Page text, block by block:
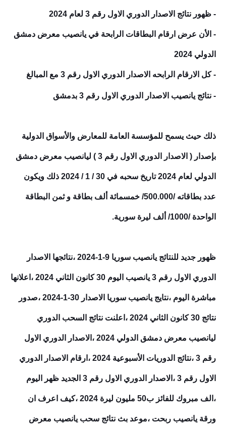
- ظهور نتائج الاصدار الدوري الاول رقم 3 لعام 2024
- الأن عرض ارقام البطاقات الرابحة في يانصيب معرض دمشق
الدولي 2024
- كل الارقام الرابحه الاصدار الدوري الاول رقم 3 مع المبالغ
- نتائج يانصيب الاصدار الدوري الاول رقم 3 بدمشق
ذلك حيث يسمح للمؤسسة العامة للمعارض والأسواق الدولية
بإصدار ( الاصدار الدوري الاول رقم 3 ) ليانصيب معرض دمشق
الدولي لعام 2024 تاريخ سحبه في 30 / 1 / 2024 ذلك ويكون
عدد بطاقاته /500.000/ خمسمائة ألف بطاقة و ثمن البطاقة
الواحدة /1000/ ألف ليرة سورية.
ظهور جديد للنتائج يانصيب سوريا 9-1-2024 ،نتائجها الاصدار
الدوري الاول رقم 3 يانصيب اليوم 30 كانون الثاني 2024 ،اعلانها
مباشرة اليوم ،نتايج يانصيب سوريا الاصدار 30-1-2024 ،صدور
نتائج 30 كانون الثاني 2024 ،اعلنت نتائج السحب الدوري
ليانصيب معرض دمشق الدولي 2024 ،الاصدار الدوري الاول
رقم 3 ،نتائج الدوريات الأسبوعية 2024 ،ارقام الاصدار الدوري
الاول رقم 3 ،الاصدار الدوري الاول رقم 3 الجديد ظهر اليوم
،الف مبروك للفائز ب50 مليون ليرة 2024 ،كيف اعرف ان
ورقة يانصيب ربحت ،موعد بث نتائج سحب يانصيب معرض